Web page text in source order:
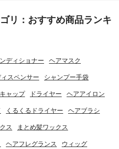
リ：おすすめ商品ランキ
ディショナー ヘアマスク
スペンサー シャンプー手袋
ャップ ドライヤー ヘアアイロン
くるくるドライヤー ヘアブラシ
ス まとめ髪ワックス
ヘアフレグランス ウィッグ